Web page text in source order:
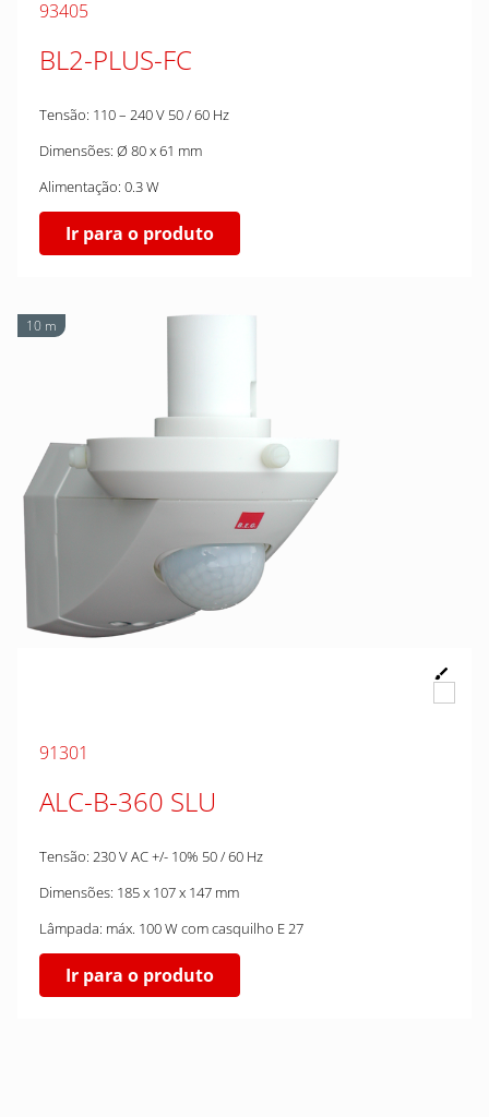
93405
BL2-PLUS-FC
Tensão: 110 – 240 V 50 / 60 Hz
Dimensões: Ø 80 x 61 mm
Alimentação: 0.3 W
Ir para o produto
10 m
91301
ALC-B-360 SLU
Tensão: 230 V AC +/- 10% 50 / 60 Hz
Dimensões: 185 x 107 x 147 mm
Lâmpada: máx. 100 W com casquilho E 27
Ir para o produto